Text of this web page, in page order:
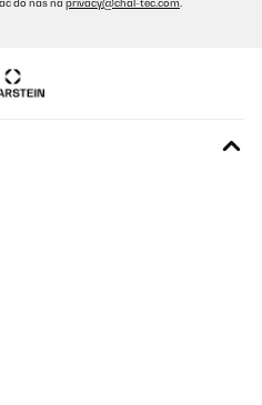
25/04/2023
begeistert!Zunächst einmal
robust und stabil aus, sondern
meine Handtücher jetzt bequem
Zeit, sondern auch
Vorteil des
und die Anleitung haben mir
Experte in Sachen Heimwerken,
geschafft.Was ich auch sehr
do nas na privacy@chal-tec.com